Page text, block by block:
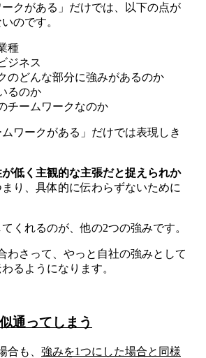
クがある」だけでは、以下の点が
のです。
種
ジネス
のどんな部分に強みがあるのか
るのか
チームワークなのか
ムワークがある」だけでは表現しき
低く主観的な主張だと捉えられか
り、具体的に伝わらずないために
くれるのが、他の2つの強みです。
わさって、やっと自社の強みとして
るようになります。
通ってしまう
合も、 強みを1つにした場合と同様